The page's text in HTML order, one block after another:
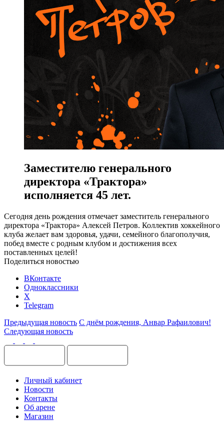
Заместителю генерального
директора «Трактора»
исполняется 45 лет.
Сегодня день рождения отмечает заместитель генерального
директора «Трактора» Алексей Петров. Коллектив хоккейного
клуба желает вам здоровья, удачи, семейного благополучия,
побед вместе с родным клубом и достижения всех
поставленных целей!
Поделиться новостью
ВКонтакте
Одноклассники
X
Telegram
Предыдущая новость С днём рождения, Анвар Рафаилович!
Следующая новость
Личный кабинет
Новости
Контакты
Об арене
Магазин